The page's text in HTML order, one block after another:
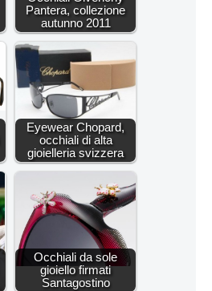
Pantera, collezione
autunno 2011
Eyewear Chopard,
occhiali di alta
gioielleria svizzera
Occhiali da sole
gioiello firmati
Santagostino